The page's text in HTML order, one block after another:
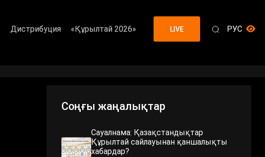
Дистрибуция «Құрылтай 2026» LIVE РУС
Соңғы жаңалықтар
Сауалнама: Қазақстандықтар
Құрылтай сайлауынан қаншалықты
хабардар?